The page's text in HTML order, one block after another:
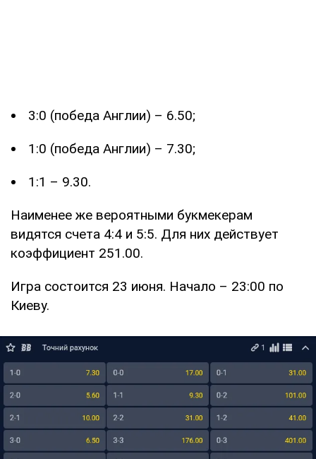
3:0 (победа Англии) – 6.50;
1:0 (победа Англии) – 7.30;
1:1 – 9.30.
Наименее же вероятными букмекерам
видятся счета 4:4 и 5:5. Для них действует
коэффициент 251.00.
Игра состоится 23 июня. Начало – 23:00 по
Киеву.